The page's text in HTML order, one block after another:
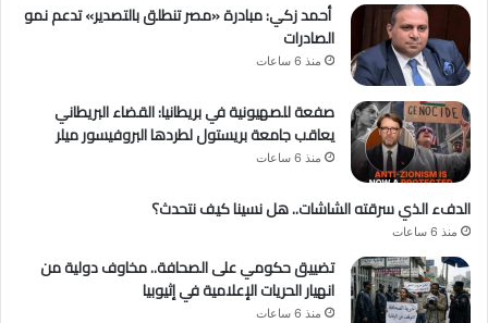
أحمد زكي: مبادرة «مصر تنطلق بالتصدير» تدعم نمو
الصادرات
منذ 6 ساعات
صفعة للصهيونية في بريطانيا: القضاء البريطاني
يعاقب جامعة بريستول لطردها البروفيسور ميلر
منذ 6 ساعات
الدفء الذي سرقته الشاشات.. هل نسينا كيف نتحدث؟
منذ 6 ساعات
تضييق حكومي على الصحافة.. مخاوف دولية من
انهيار الحريات الإعلامية في إثيوبيا
منذ 6 ساعات